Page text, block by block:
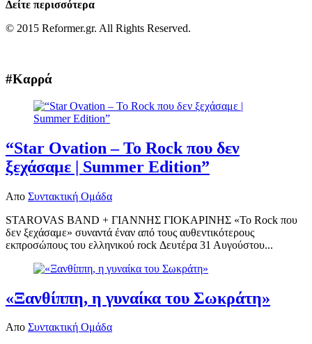
Δείτε περισσότερα
© 2015 Reformer.gr. All Rights Reserved.
#Καρρά
“Star Ovation – Το Rock που δεν
ξεχάσαμε | Summer Edition”
Απο Συντακτική Ομάδα
STAROVAS BAND + ΓΙΑΝΝΗΣ ΓΙΟΚΑΡΙΝΗΣ «Το Rock που
δεν ξεχάσαμε» συναντά έναν από τους αυθεντικότερους
εκπροσώπους του ελληνικού rock Δευτέρα 31 Αυγούστου...
«Ξανθίππη, η γυναίκα του Σωκράτη»
Απο Συντακτική Ομάδα